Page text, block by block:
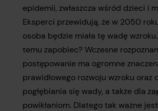
epidemii, zwłaszcza wśród dzieci i
Eksperci przewidują, że w 2050
osoba będzie miała tę wadę
temu zapobiec? Wczesne
postępowanie ma ogromne
prawidłowego rozwoju wzroku oraz
pogłębiania się wady, a także dla
powikłaniom. Dlatego tak ważne